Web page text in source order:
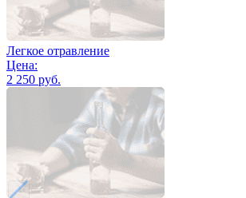
Легкое отравление
Цена:
2 250 руб.